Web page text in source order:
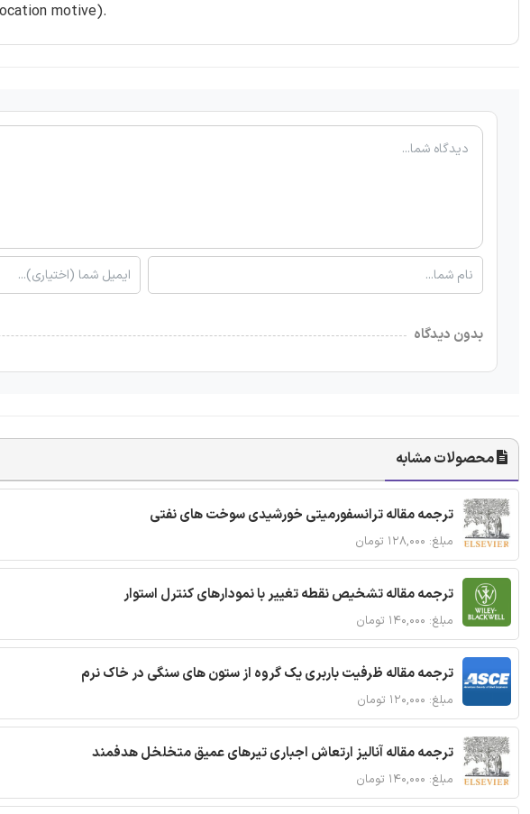
motive).
بدون دیدگاه
محصولات مشابه
ترجمه مقاله ترانسفورمیتی خورشیدی سوخت های نفتی
مبلغ: ۱۲۸,۰۰۰ تومان
ترجمه مقاله تشخیص نقطه تغییر با نمودارهای کنترل استوار
مبلغ: ۱۴۰,۰۰۰ تومان
ترجمه مقاله ظرفیت باربری یک گروه از ستون های سنگی در خاک نرم
مبلغ: ۱۲۰,۰۰۰ تومان
ترجمه مقاله آنالیز ارتعاش اجباری تیرهای عمیق متخلخل هدفمند
مبلغ: ۱۴۰,۰۰۰ تومان